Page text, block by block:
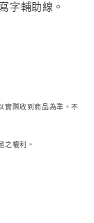
字輔助線。
實際收到商品為準。不
之權利。